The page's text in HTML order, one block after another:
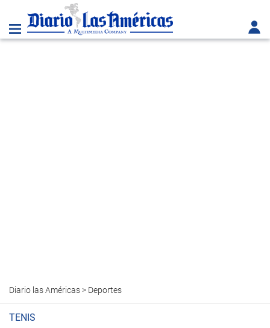
Diario las Américas> Deportes
TENIS